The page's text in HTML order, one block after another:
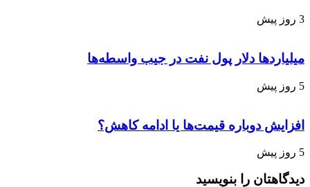
3 روز پیش
میلیاردها دلار پول نفت در جیب واسطه‌ها
5 روز پیش
افزایش دوباره قیمت‌ها یا ادامه کاهش؟
5 روز پیش
دیدگاهتان را بنویسید